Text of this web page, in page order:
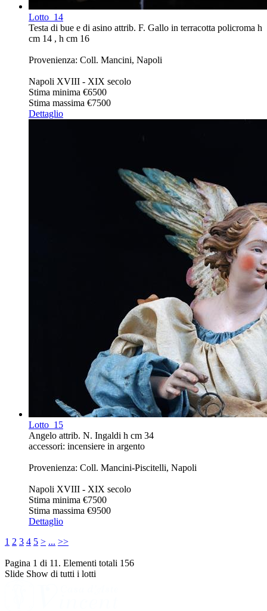
Lotto 14
Testa di bue e di asino attrib. F. Gallo in terracotta policroma h
cm 14 , h cm 16
Provenienza: Coll. Mancini, Napoli
Napoli XVIII - XIX secolo
Stima minima €6500
Stima massima €7500
Dettaglio
Lotto 15
Angelo attrib. N. Ingaldi h cm 34
accessori: incensiere in argento
Provenienza: Coll. Mancini-Piscitelli, Napoli
Napoli XVIII - XIX secolo
Stima minima €7500
Stima massima €9500
Dettaglio
1 2 3 4 5 > ... >>
Pagina 1 di 11. Elementi totali 156
Slide Show di tutti i lotti